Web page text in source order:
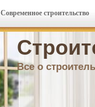
Все о
Современное строительство